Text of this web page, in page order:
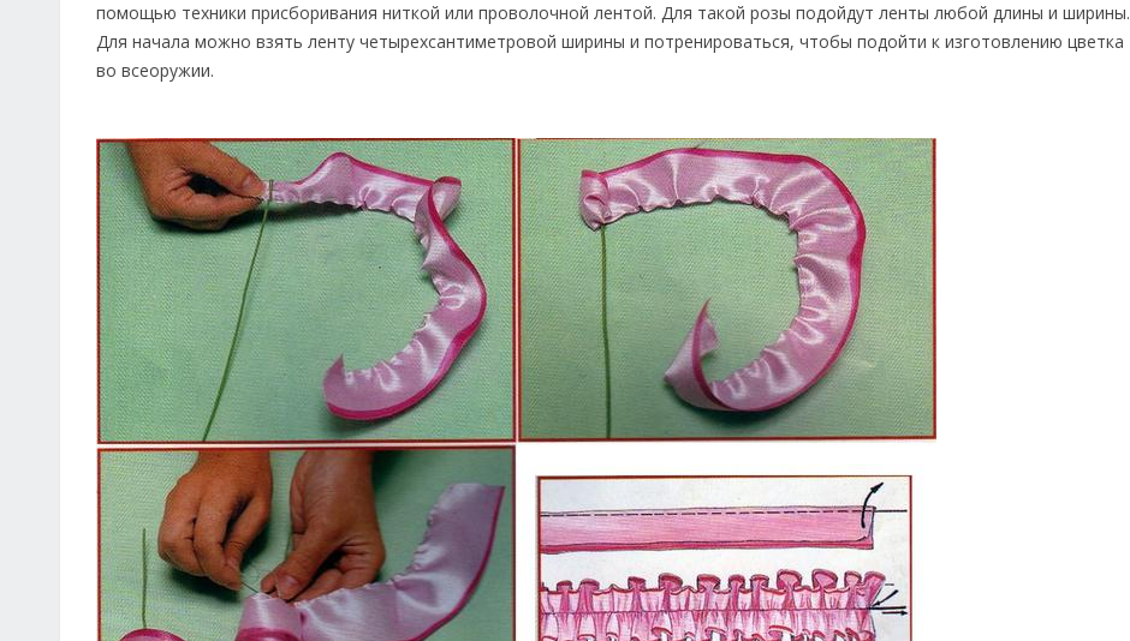
помощью техники присборивания ниткой или проволочной лентой. Для такой розы подойдут ленты любой длины и ширины.
Для начала можно взять ленту четырехсантиметровой ширины и потренироваться, чтобы подойти к изготовлению цветка
во всеоружии.